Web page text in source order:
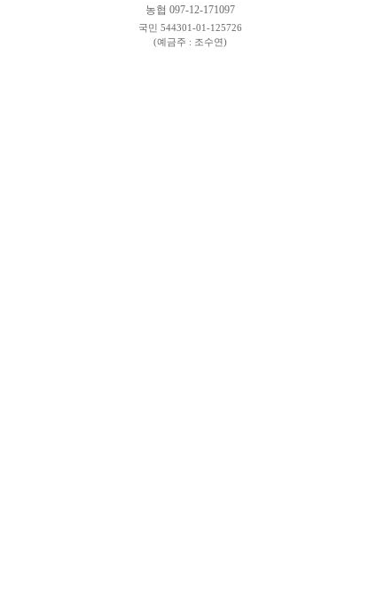
농협 097-12-171097
국민 544301-01-125726
(예금주 : 조수연)